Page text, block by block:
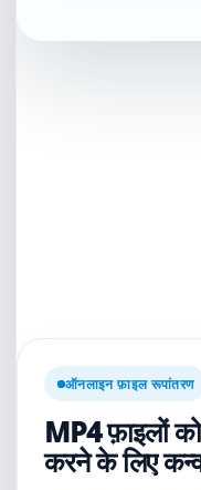
ऑनलाइन फ़ाइल रूपांतरण
MP4 फ़ाइलों
करने के लिए